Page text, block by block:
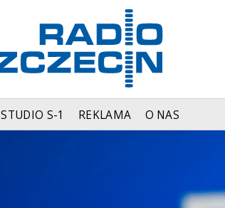
STUDIO S-1 REKLAMA O NAS